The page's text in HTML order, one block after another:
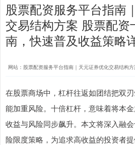
股票配资服务平台指南
交易结构方案 股票配资
南，快速普及收益策略
网站：股票配资服务平台指南｜天元证券优化交易结构
在股票商场中，杠杆往返如团结把双
能加重风险。十倍杠杆，意味着将本
收益与风险同步飙升。本文将深入融
险限度策略，为追求高收益的投资者提